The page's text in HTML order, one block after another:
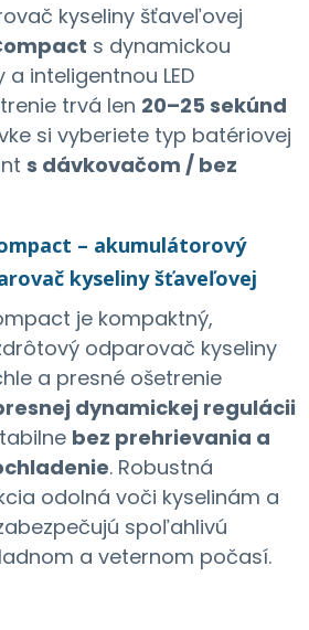
kyseliny šťaveľovej
s dynamickou
inteligentnou LED
trvá len 20–25 sekúnd
si vyberiete typ batériovej
s dávkovačom / bez
– akumulátorový
kyseliny šťaveľovej
je kompaktný,
odparovač kyseliny
a presné ošetrenie
dynamickej regulácii
bez prehrievania a
. Robustná
odolná voči kyselinám a
spoľahlivú
a veternom počasí.